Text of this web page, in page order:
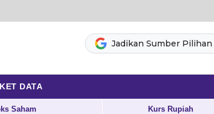
Jadikan Sumber Pilihan
DATA
Saham Kurs Rupiah